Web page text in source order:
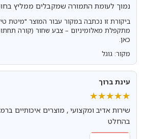
נמוך לעומת התמורה שמקבלים ממליץ
ביקורת זו נכתבה במקור עבור המוצר "מיטת
מתקפלת מאלומיניום – צבע שחור (קורה
כאן.
מקור: גוגל
עינת ברוך
★★★★★
★★★★★
שירות אדיב ומקצועי , מוצרים איכותיים
בהחלט